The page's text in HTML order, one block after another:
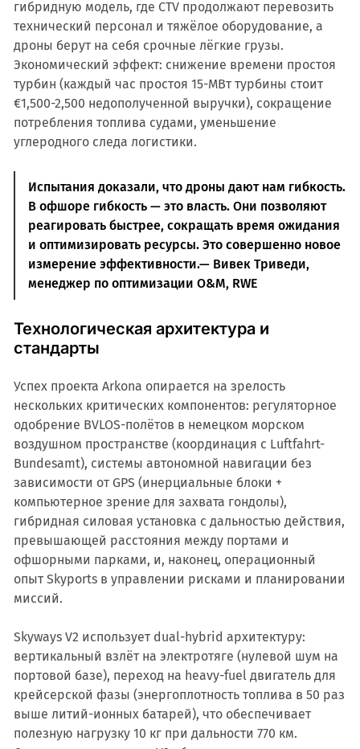
гибридную модель, где CTV продолжают перевозить
технический персонал и тяжёлое оборудование, а
дроны берут на себя срочные лёгкие грузы.
Экономический эффект: снижение времени простоя
турбин (каждый час простоя 15-МВт турбины стоит
€1,500-2,500 недополученной выручки), сокращение
потребления топлива судами, уменьшение
углеродного следа логистики.
Испытания доказали, что дроны дают нам гибкость.
В офшоре гибкость — это власть. Они позволяют
реагировать быстрее, сокращать время ожидания
и оптимизировать ресурсы. Это совершенно новое
измерение эффективности.— Вивек Триведи,
менеджер по оптимизации O&M, RWE
Технологическая архитектура и
стандарты
Успех проекта Arkona опирается на зрелость
нескольких критических компонентов: регуляторное
одобрение BVLOS-полётов в немецком морском
воздушном пространстве (координация с Luftfahrt-
Bundesamt), системы автономной навигации без
зависимости от GPS (инерциальные блоки +
компьютерное зрение для захвата гондолы),
гибридная силовая установка с дальностью действия,
превышающей расстояния между портами и
офшорными парками, и, наконец, операционный
опыт Skyports в управлении рисками и планировании
миссий.
Skyways V2 использует dual-hybrid архитектуру:
вертикальный взлёт на электротяге (нулевой шум на
портовой базе), переход на heavy-fuel двигатель для
крейсерской фазы (энергоплотность топлива в 50 раз
выше литий-ионных батарей), что обеспечивает
полезную нагрузку 10 кг при дальности 770 км.